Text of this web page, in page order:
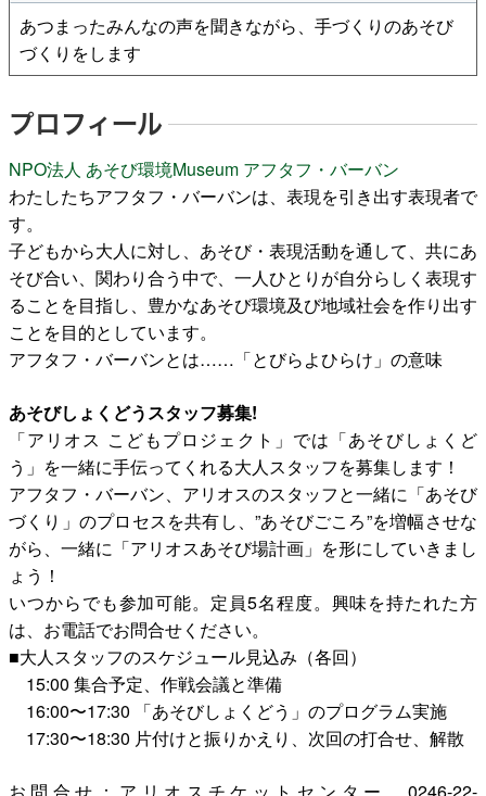
あつまったみんなの声を聞きながら、手づくりのあそび
づくりをします
プロフィール
NPO法人 あそび環境Museum アフタフ・バーバン
わたしたちアフタフ・バーバンは、表現を引き出す表現者で
す。
子どもから大人に対し、あそび・表現活動を通して、共にあ
そび合い、関わり合う中で、一人ひとりが自分らしく表現す
ることを目指し、豊かなあそび環境及び地域社会を作り出す
ことを目的としています。
アフタフ・バーバンとは……「とびらよひらけ」の意味
あそびしょくどうスタッフ募集!
「アリオス こどもプロジェクト」では「あそびしょくど
う」を一緒に手伝ってくれる大人スタッフを募集します！
アフタフ・バーバン、アリオスのスタッフと一緒に「あそび
づくり」のプロセスを共有し、”あそびごころ”を増幅させな
がら、一緒に「アリオスあそび場計画」を形にしていきまし
ょう！
いつからでも参加可能。定員5名程度。興味を持たれた方
は、お電話でお問合せください。
■大人スタッフのスケジュール見込み（各回）
15:00 集合予定、作戦会議と準備
16:00〜17:30 「あそびしょくどう」のプログラム実施
17:30〜18:30 片付けと振りかえり、次回の打合せ、解散
お問合せ：アリオスチケットセンター 0246-22-